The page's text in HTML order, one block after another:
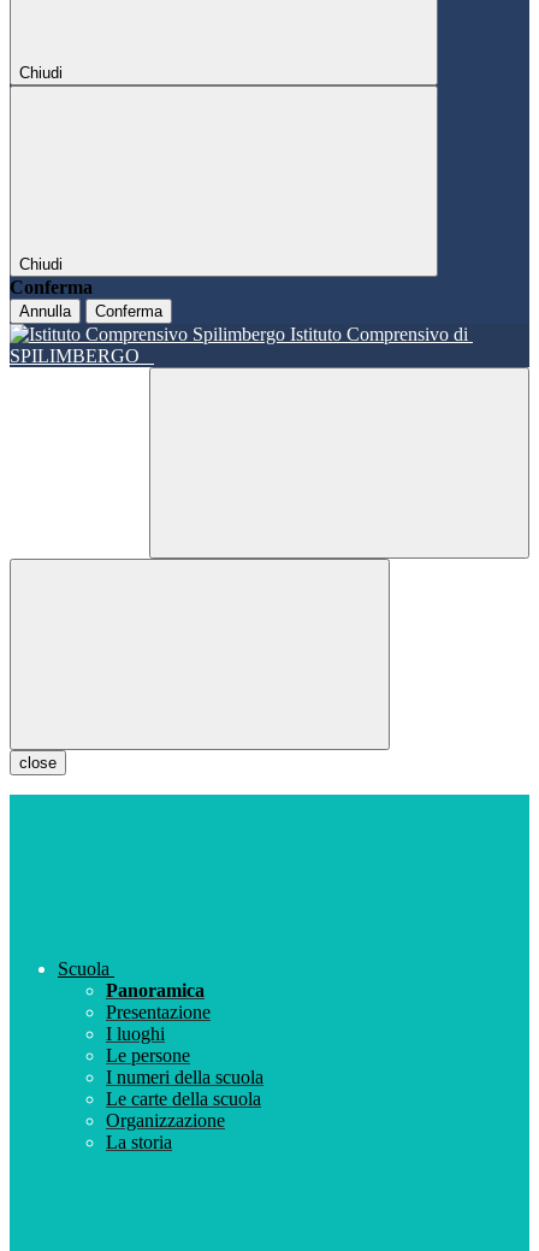
Chiudi
Chiudi
Conferma
Annulla Conferma
Istituto Comprensivo di
SPILIMBERGO
close
Scuola
Panoramica
Presentazione
I luoghi
Le persone
I numeri della scuola
Le carte della scuola
Organizzazione
La storia